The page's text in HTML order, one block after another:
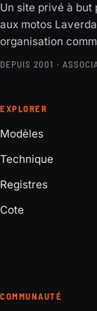
Un site privé à
aux motos
organisation
DEPUIS 2001 ·
EXPLORER
Modèles
Technique
Registres
Cote
COMMUNAUTÉ